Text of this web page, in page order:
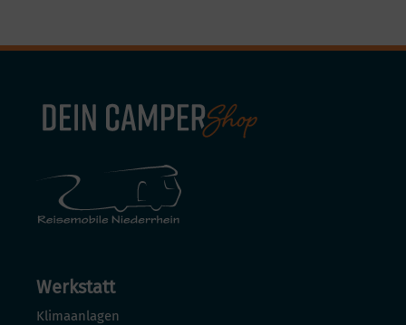
Werkstatt
Klimaanlagen